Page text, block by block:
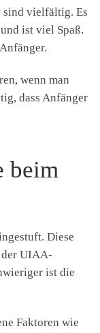
sind vielfältig. Es
ist viel Spaß.
wenn man
dass Anfänger
beim
Diese
der UIAA-
ist die
Faktoren wie